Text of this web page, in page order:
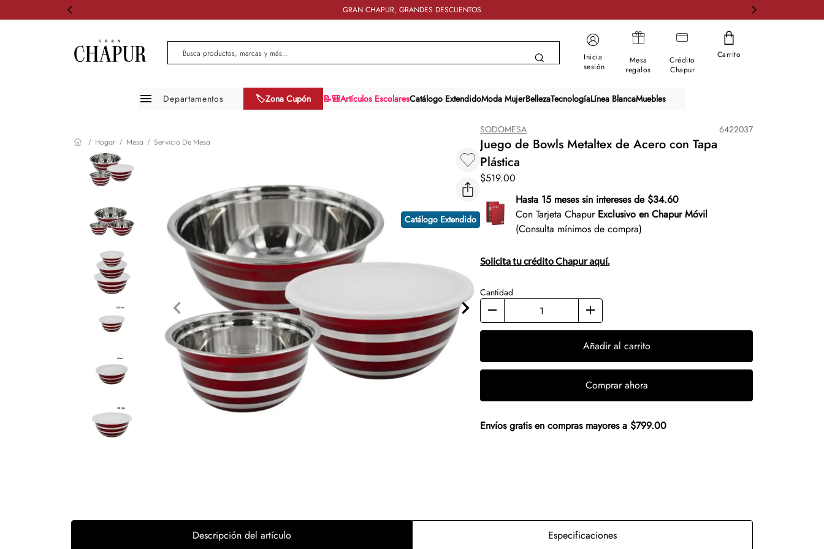
GRAN CHAPUR, GRANDES DESCUENTOS
Busca productos, marcas y más...
Inicia
sesión
Mesa
regalos
Crédito
Chapur
Carrito
Departamentos
Moda hombre
Zapatos
Belleza
Mascotas
Tecnología
Colchones
Deportes
🏷️Zona Cupón 📝🎒Artículos EscolaresCatálogo ExtendidoModa MujerBellezaTecnologíaLínea BlancaMuebles
Hogar Mesa Servicio De Mesa
Catálogo Extendido
SODOMESA 6422037
Juego de Bowls Metaltex de Acero con Tapa
Plástica
$519.00
Hasta 15 meses sin intereses de $34.60
Con Tarjeta Chapur Exclusivo en Chapur Móvil
(Consulta mínimos de compra)
Solicita tu crédito Chapur aquí.
Cantidad
Añadir al carrito
Comprar ahora
Envíos gratis en compras mayores a $799.00
Descripción del artículo Especificaciones